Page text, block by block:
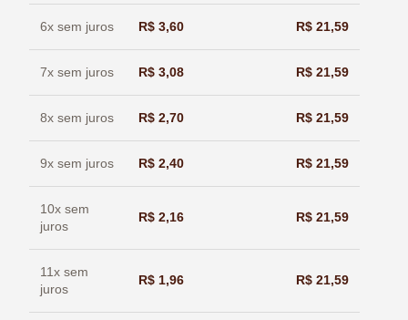
6x sem juros R$ 3,60 R$ 21,59
7x sem juros R$ 3,08 R$ 21,59
8x sem juros R$ 2,70 R$ 21,59
9x sem juros R$ 2,40 R$ 21,59
10x sem
juros
R$ 2,16 R$ 21,59
11x sem
juros
R$ 1,96 R$ 21,59